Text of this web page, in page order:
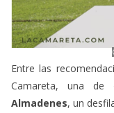
Entre las
Camareta, una
Almadenes, un